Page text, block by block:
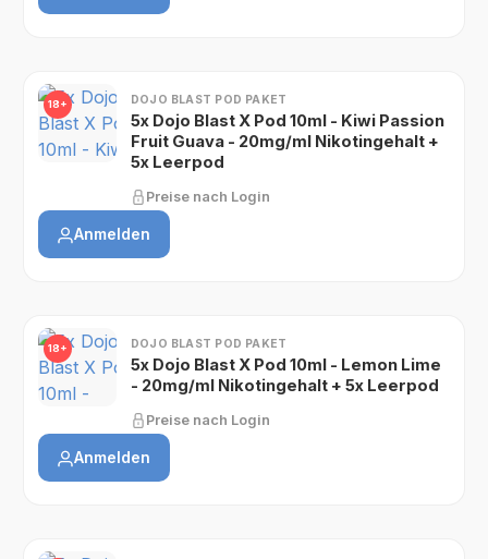
18+ DOJO BLAST POD PAKET
5x Dojo Blast X Pod 10ml - Kiwi Passion
Fruit Guava - 20mg/ml Nikotingehalt +
5x Leerpod
Preise nach Login
Anmelden
18+ DOJO BLAST POD PAKET
5x Dojo Blast X Pod 10ml - Lemon Lime
- 20mg/ml Nikotingehalt + 5x Leerpod
Preise nach Login
Anmelden